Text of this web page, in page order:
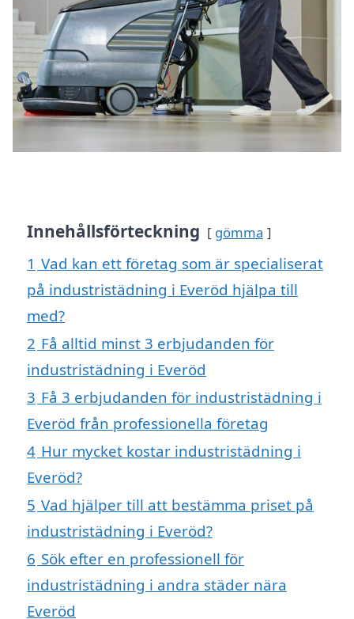
Innehållsförteckning gömma
1 Vad kan ett företag som är specialiserat
på industristädning i Everöd hjälpa till
med?
2 Få alltid minst 3 erbjudanden för
industristädning i Everöd
3 Få 3 erbjudanden för industristädning i
Everöd från professionella företag
4 Hur mycket kostar industristädning i
Everöd?
5 Vad hjälper till att bestämma priset på
industristädning i Everöd?
6 Sök efter en professionell för
industristädning i andra städer nära
Everöd